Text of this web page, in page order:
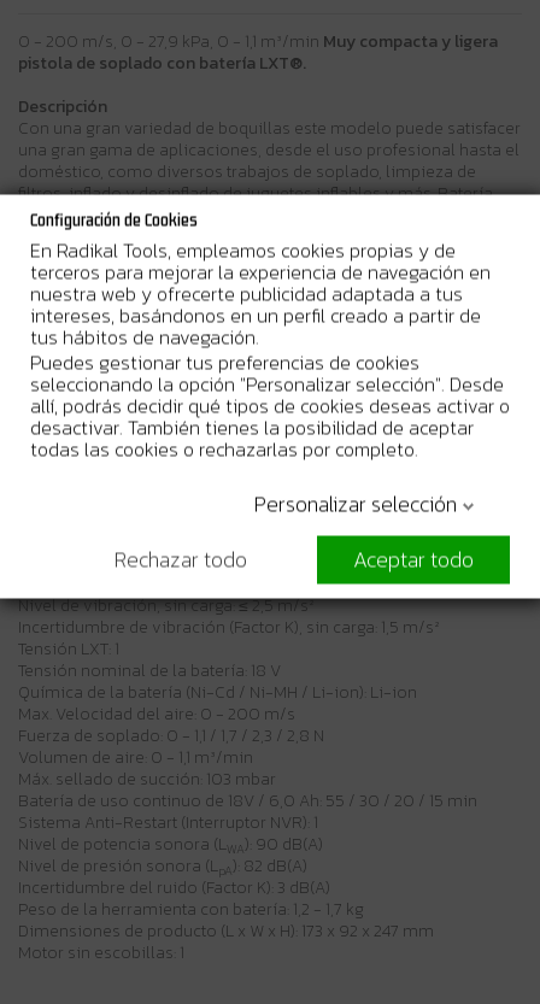
0 - 200 m/s, 0 - 27,9 kPa, 0 - 1,1 m³/min Muy compacta y ligera
pistola de soplado con batería LXT®.
Descripción
Con una gran variedad de boquillas este modelo puede satisfacer
una gran gama de aplicaciones, desde el uso profesional hasta el
doméstico, como diversos trabajos de soplado, limpieza de
filtros, inflado y desinflado de juguetes inflables y más. Batería
(5,0Ah) y cargador rápido.
La nueva DAS180 de Makita También puede utilizarse para
desinflar cámaras de aire, piscinas de Set y más, con la manguera
de ventilación (opcional) conectada a la parte trasera de la
máquina. Dispone de luz de trabajo LED. Con funciones de pre
enciendido y post apagado y volumen de aire de 4 etapas;
seleccionable según su aplicación.
Beneficios del usuario
Control de velocidad variable por gatillo
El sistema de protección de la batería corta automáticamente la
Motor sin escobillas, sin mantenimiento y de larga duración
Volumen de aire de 4 etapas; seleccionable según su aplicación
Nivel de vibración, sin carga: ≤ 2,5 m/s²
Incertidumbre de vibración (Factor K), sin carga: 1,5 m/s²
Tensión LXT: 1
Tensión nominal de la batería: 18 V
Química de la batería (Ni-Cd / Ni-MH / Li-ion): Li-ion
Max. Velocidad del aire: 0 - 200 m/s
Fuerza de soplado: 0 - 1,1 / 1,7 / 2,3 / 2,8 N
Volumen de aire: 0 - 1,1 m³/min
Máx. sellado de succión: 103 mbar
Batería de uso continuo de 18V / 6,0 Ah: 55 / 30 / 20 / 15 min
Sistema Anti-Restart (Interruptor NVR): 1
Nivel de potencia sonora (LWA ): 90 dB(A)
Nivel de presión sonora (LpA ): 82 dB(A)
Incertidumbre del ruido (Factor K): 3 dB(A)
Peso de la herramienta con batería: 1,2 - 1,7 kg
Dimensiones de producto (L x W x H): 173 x 92 x 247 mm
Motor sin escobillas: 1
Configuración de Cookies
En Radikal Tools, empleamos cookies propias y de
terceros para mejorar la experiencia de navegación en
nuestra web y ofrecerte publicidad adaptada a tus
intereses, basándonos en un perfil creado a partir de
tus hábitos de navegación.
Puedes gestionar tus preferencias de cookies
seleccionando la opción "Personalizar selección". Desde
allí, podrás decidir qué tipos de cookies deseas activar o
desactivar. También tienes la posibilidad de aceptar
todas las cookies o rechazarlas por completo.
Personalizar selección
Rechazar todo
Aceptar todo